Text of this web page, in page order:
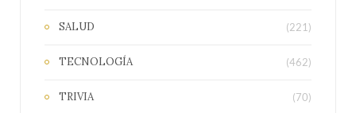
SALUD (221)
TECNOLOGÍA (462)
TRIVIA (70)